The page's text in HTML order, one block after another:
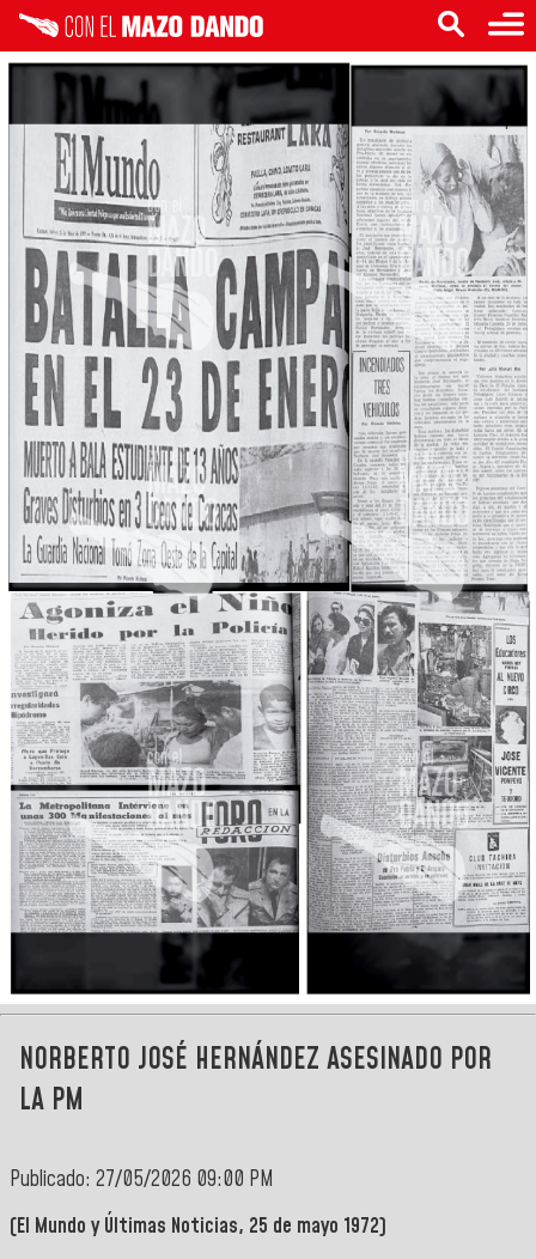
NORBERTO JOSÉ HERNÁNDEZ ASESINADO POR
LA PM
Publicado: 27/05/2026 09:00 PM
(El Mundo y Últimas Noticias, 25 de mayo 1972)